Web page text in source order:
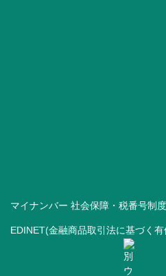
マイナンバー 社会保障・税番号制
EDINET(金融商品取引法に基づく